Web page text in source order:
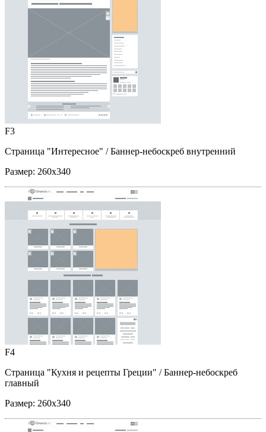
F3
Страница "Интересное" / Баннер-небоскреб внутренний
Размер: 260x340
F4
Страница "Кухня и рецепты Греции" / Баннер-небоскреб
главный
Размер: 260x340